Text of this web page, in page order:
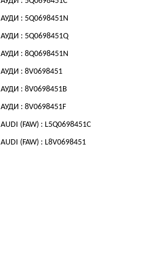
АУДИ : 5Q0698451N
АУДИ : 5Q0698451Q
АУДИ : 8Q0698451N
АУДИ : 8V0698451
АУДИ : 8V0698451B
АУДИ : 8V0698451F
AUDI (FAW) : L5Q0698451C
AUDI (FAW) : L8V0698451